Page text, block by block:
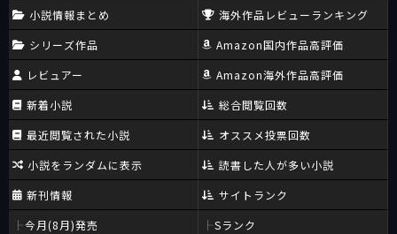
小説情報まとめ
シリーズ作品
レビュアー
新着小説
最近閲覧された小説
小説をランダムに表示
新刊情報
今月(8月)発売
海外作品レビューランキング
Amazon国内作品高評価
Amazon海外作品高評価
総合閲覧回数
オススメ投票回数
読書した人が多い小説
サイトランク
Sランク